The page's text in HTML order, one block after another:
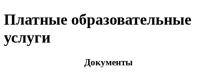
Платные образовательные
услуги
Документы